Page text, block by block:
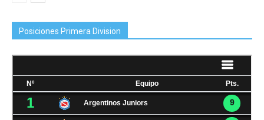
Posiciones Primera Division